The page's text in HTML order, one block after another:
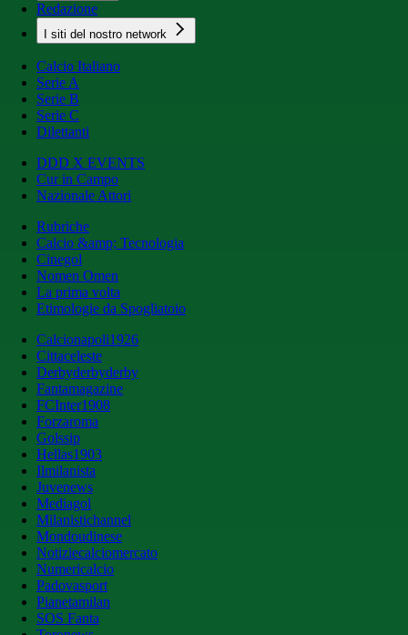
Redazione
I siti del nostro network
Calcio Italiano
Serie A
Serie B
Serie C
Dilettanti
DDD X EVENTS
Cur in Campo
Nazionale Attori
Rubriche
Calcio &amp; Tecnologia
Cinegol
Nomen Omen
La prima volta
Etimologie da Spogliatoio
Calcionapoli1926
Cittaceleste
Derbyderbyderby
Fantamagazine
FCInter1908
Forzaroma
Golssip
Hellas1903
Ilmilanista
Juvenews
Mediagol
Milanistichannel
Mondoudinese
Notiziecalciomercato
Numericalcio
Padovasport
Pianetamilan
SOS Fanta